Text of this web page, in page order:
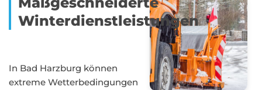
Winterdienstleistungen
In Bad Harzburg können
extreme Wetterbedingungen